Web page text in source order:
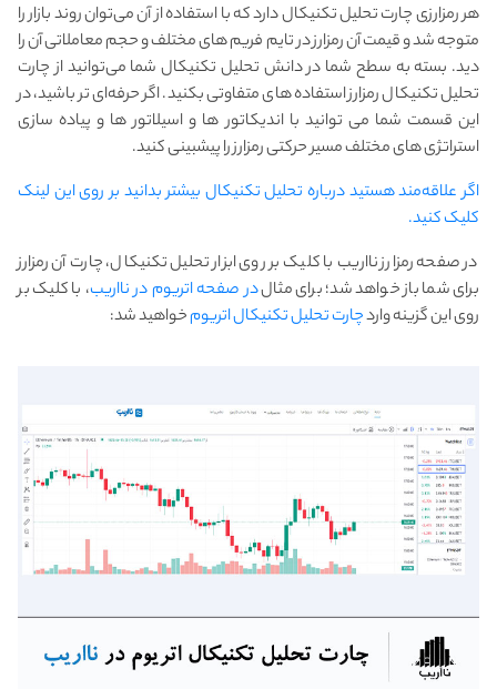
هر رمزارزی چارت تحلیل تکنیکال دارد که با استفاده از آن می‌توان روند بازار را
متوجه شد و قیمت آن رمزارز در تایم فریم های مختلف و حجم معاملاتی آن را
دید. بسته به سطح شما در دانش تحلیل تکنیکال شما می‌توانید از چارت
تحلیل تکنیکال رمزارز استفاده های متفاوتی بکنید. اگر حرفه‌ای تر باشید، در
این قسمت شما می توانید با اندیکاتور ها و اسیلاتور ها و پیاده سازی
استراتژی های مختلف مسیر حرکتی رمزارز را پیشبینی کنید.
اگر علاقه‌مند هستید درباره تحلیل تکنیکال بیشتر بدانید بر روی این لینک
کلیک کنید.
در صفحه رمزارز نااریب با کلیک بر روی ابزار تحلیل تکنیکال، چارت آن رمزارز
برای شما باز خواهد شد؛ برای مثالدر صفحه اتریوم در نااریب، با کلیک بر
روی این گزینه واردچارت تحلیل تکنیکال اتریومخواهید شد: